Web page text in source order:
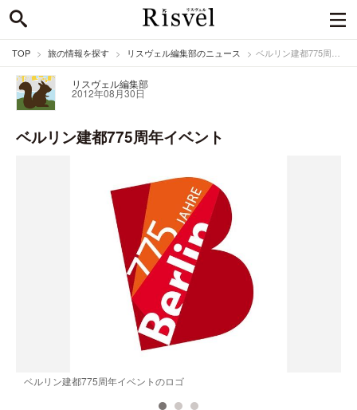
TOP 旅の情報を探す リスヴェル編集部のニュース ベルリン建都775周年イベント
リスヴェル編集部
2012年08月30日
ベルリン建都775周年イベント
ベルリン建都775周年イベントのロゴ